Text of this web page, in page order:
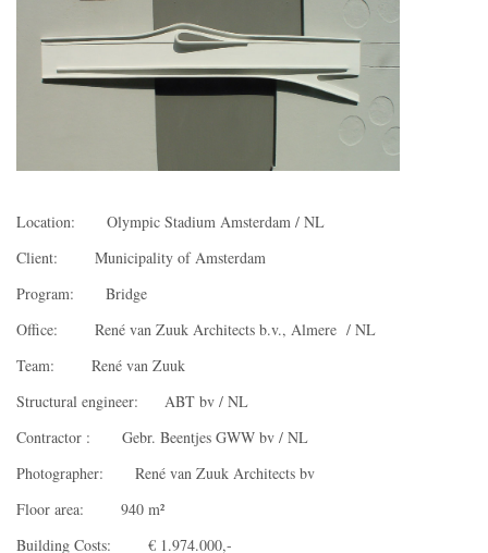
Location: Olympic Stadium Amsterdam / NL
Client: Municipality of Amsterdam
Program: Bridge
Office: René van Zuuk Architects b.v., Almere / NL
Team: René van Zuuk
Structural engineer: ABT bv / NL
Contractor : Gebr. Beentjes GWW bv / NL
Photographer: René van Zuuk Architects bv
Floor area: 940 m²
Building Costs: € 1.974.000,-